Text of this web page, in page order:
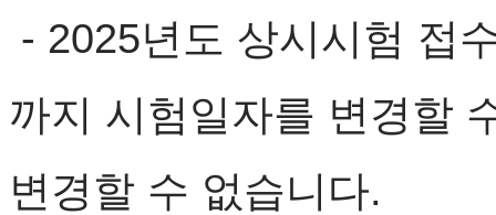
- 2025년도 상시시험 접
까지 시험일자를 변경할
변경할 수 없습니다.